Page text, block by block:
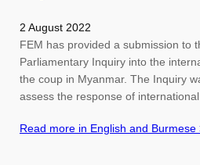
2 August 2022
FEM has provided a submission to
Parliamentary Inquiry into the
the coup in Myanmar. The Inquiry
assess the response of
Read more in English and Burmese